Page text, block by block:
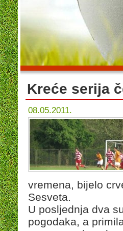
Kreće serija
08.05.2011.
vremena, bijelo
Sesveta.
U posljednja dva
pogodaka, a